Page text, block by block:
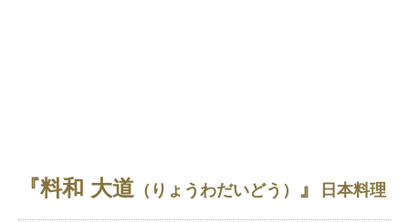
『料和 大道（りょうわだいどう） 』 日本料理